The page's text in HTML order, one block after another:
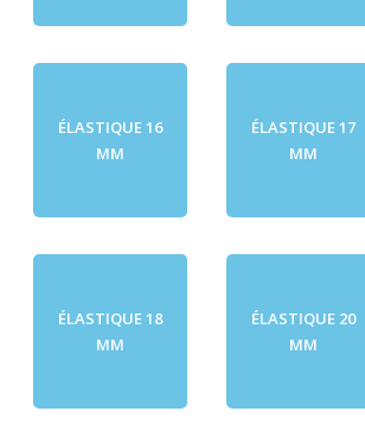
ÉLASTIQUE 16
MM
ÉLASTIQUE 17
MM
ÉLASTIQUE 18
MM
ÉLASTIQUE 20
MM